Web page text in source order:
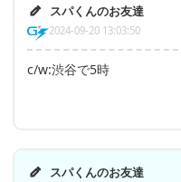
スパくんのお友達
2024-09-20 13:03:50
c/w:渋谷で5時
スパくんのお友達